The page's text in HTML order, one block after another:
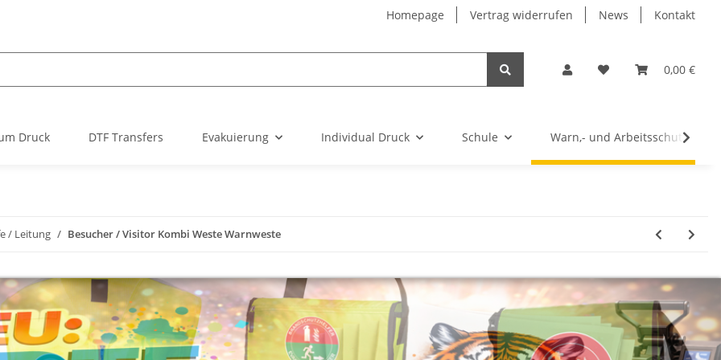
Homepage Vertrag widerrufen News Kontakt
0,00 €
Druck DTF Transfers Evakuierung Individual Druck Schule Warn,- und Arbeitsschutz
/ Leitung Besucher / Visitor Kombi Weste Warnweste